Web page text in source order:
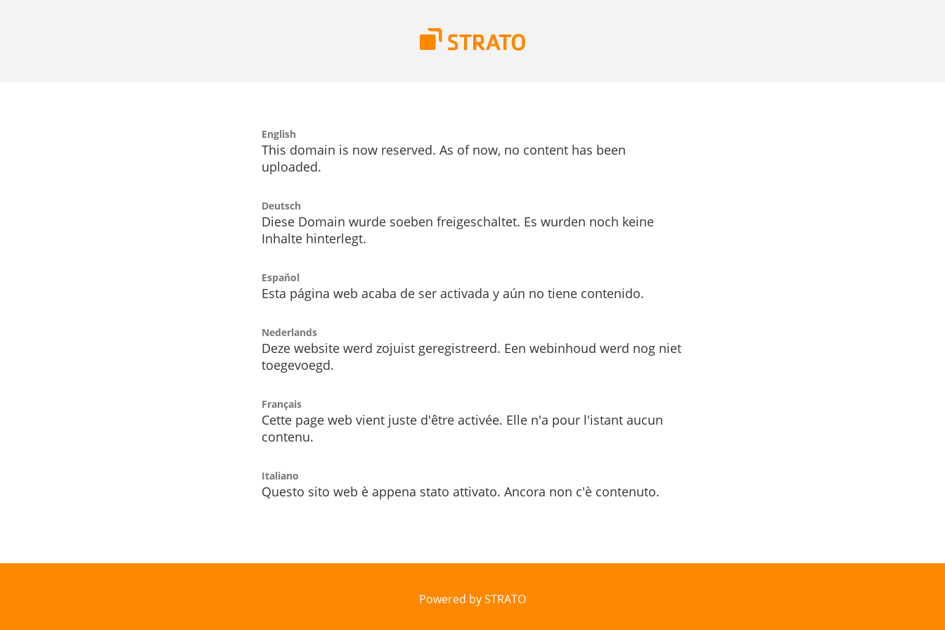
English
This domain is now reserved. As of now, no content has been
uploaded.
Deutsch
Diese Domain wurde soeben freigeschaltet. Es wurden noch keine
Inhalte hinterlegt.
Español
Esta página web acaba de ser activada y aún no tiene contenido.
Nederlands
Deze website werd zojuist geregistreerd. Een webinhoud werd nog niet
toegevoegd.
Français
Cette page web vient juste d'être activée. Elle n'a pour l'istant aucun
contenu.
Italiano
Questo sito web è appena stato attivato. Ancora non c'è contenuto.
Powered by STRATO